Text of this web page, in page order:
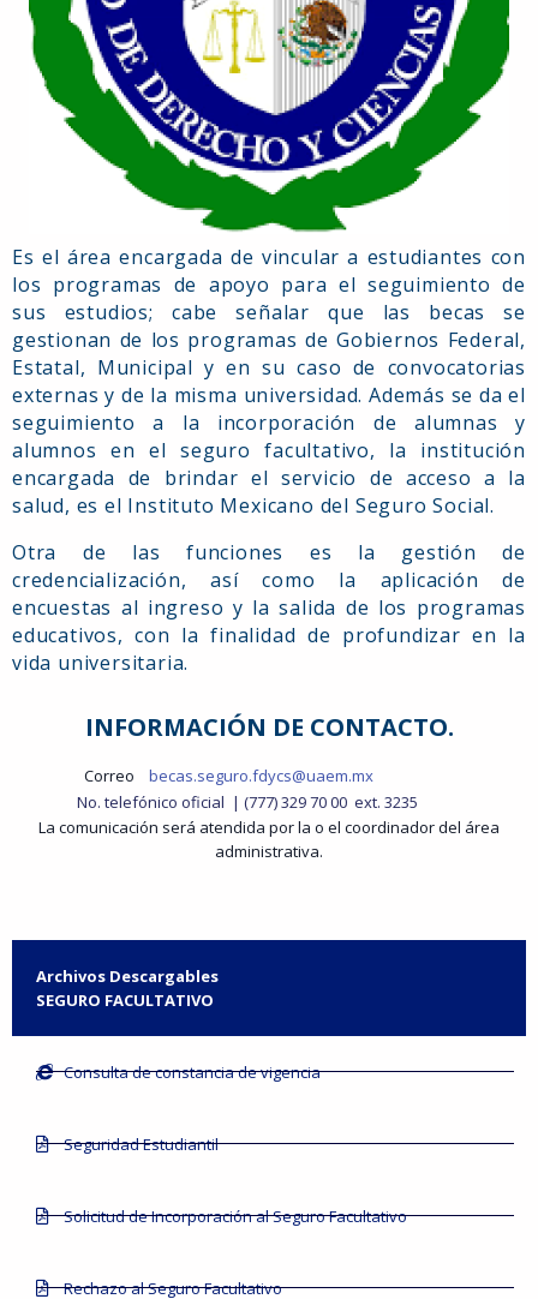
Es el área encargada de vincular a estudiantes con
los programas de apoyo para el seguimiento de
sus estudios; cabe señalar que las becas se
gestionan de los programas de Gobiernos Federal,
Estatal, Municipal y en su caso de convocatorias
externas y de la misma universidad. Además se da el
seguimiento a la incorporación de alumnas y
alumnos en el seguro facultativo, la institución
encargada de brindar el servicio de acceso a la
salud, es el Instituto Mexicano del Seguro Social.
Otra de las funciones es la gestión de
credencialización, así como la aplicación de
encuestas al ingreso y la salida de los programas
educativos, con la finalidad de profundizar en la
vida universitaria.
INFORMACIÓN DE CONTACTO.
Correo becas.seguro.fdycs@uaem.mx
No. telefónico oficial | (777) 329 70 00 ext. 3235
La comunicación será atendida por la o el coordinador del área
administrativa.
Archivos Descargables
SEGURO FACULTATIVO
Consulta de constancia de vigencia
Seguridad Estudiantil
Solicitud de Incorporación al Seguro Facultativo
Rechazo al Seguro Facultativo